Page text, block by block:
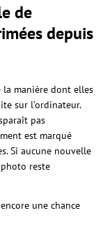
de
depuis
la manière dont elles
sur l’ordinateur.
pas
est marqué
Si aucune nouvelle
reste
une chance